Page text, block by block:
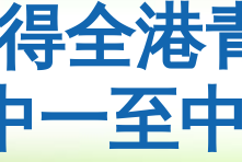
全港
一至